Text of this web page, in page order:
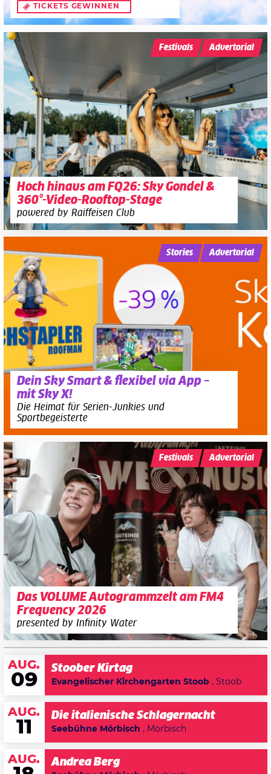
TICKETS GEWINNEN
Hoch hinaus am FQ26: Sky Gondel &
360°-Video-Rooftop-Stage
powered by Raiffeisen Club
Festivals Advertorial
Dein Sky Smart & flexibel via App –
mit Sky X!
Die Heimat für Serien-Junkies und
Sportbegeisterte
Stories Advertorial
Das VOLUME Autogrammzelt am FM4
Frequency 2026
presented by Infinity Water
Festivals Advertorial
AUG.
09
Stoober Kirtag
Evangelischer Kirchengarten Stoob , Stoob
AUG.
11
Die italienische Schlagernacht
Seebühne Mörbisch , Mörbisch
AUG. Andrea Berg